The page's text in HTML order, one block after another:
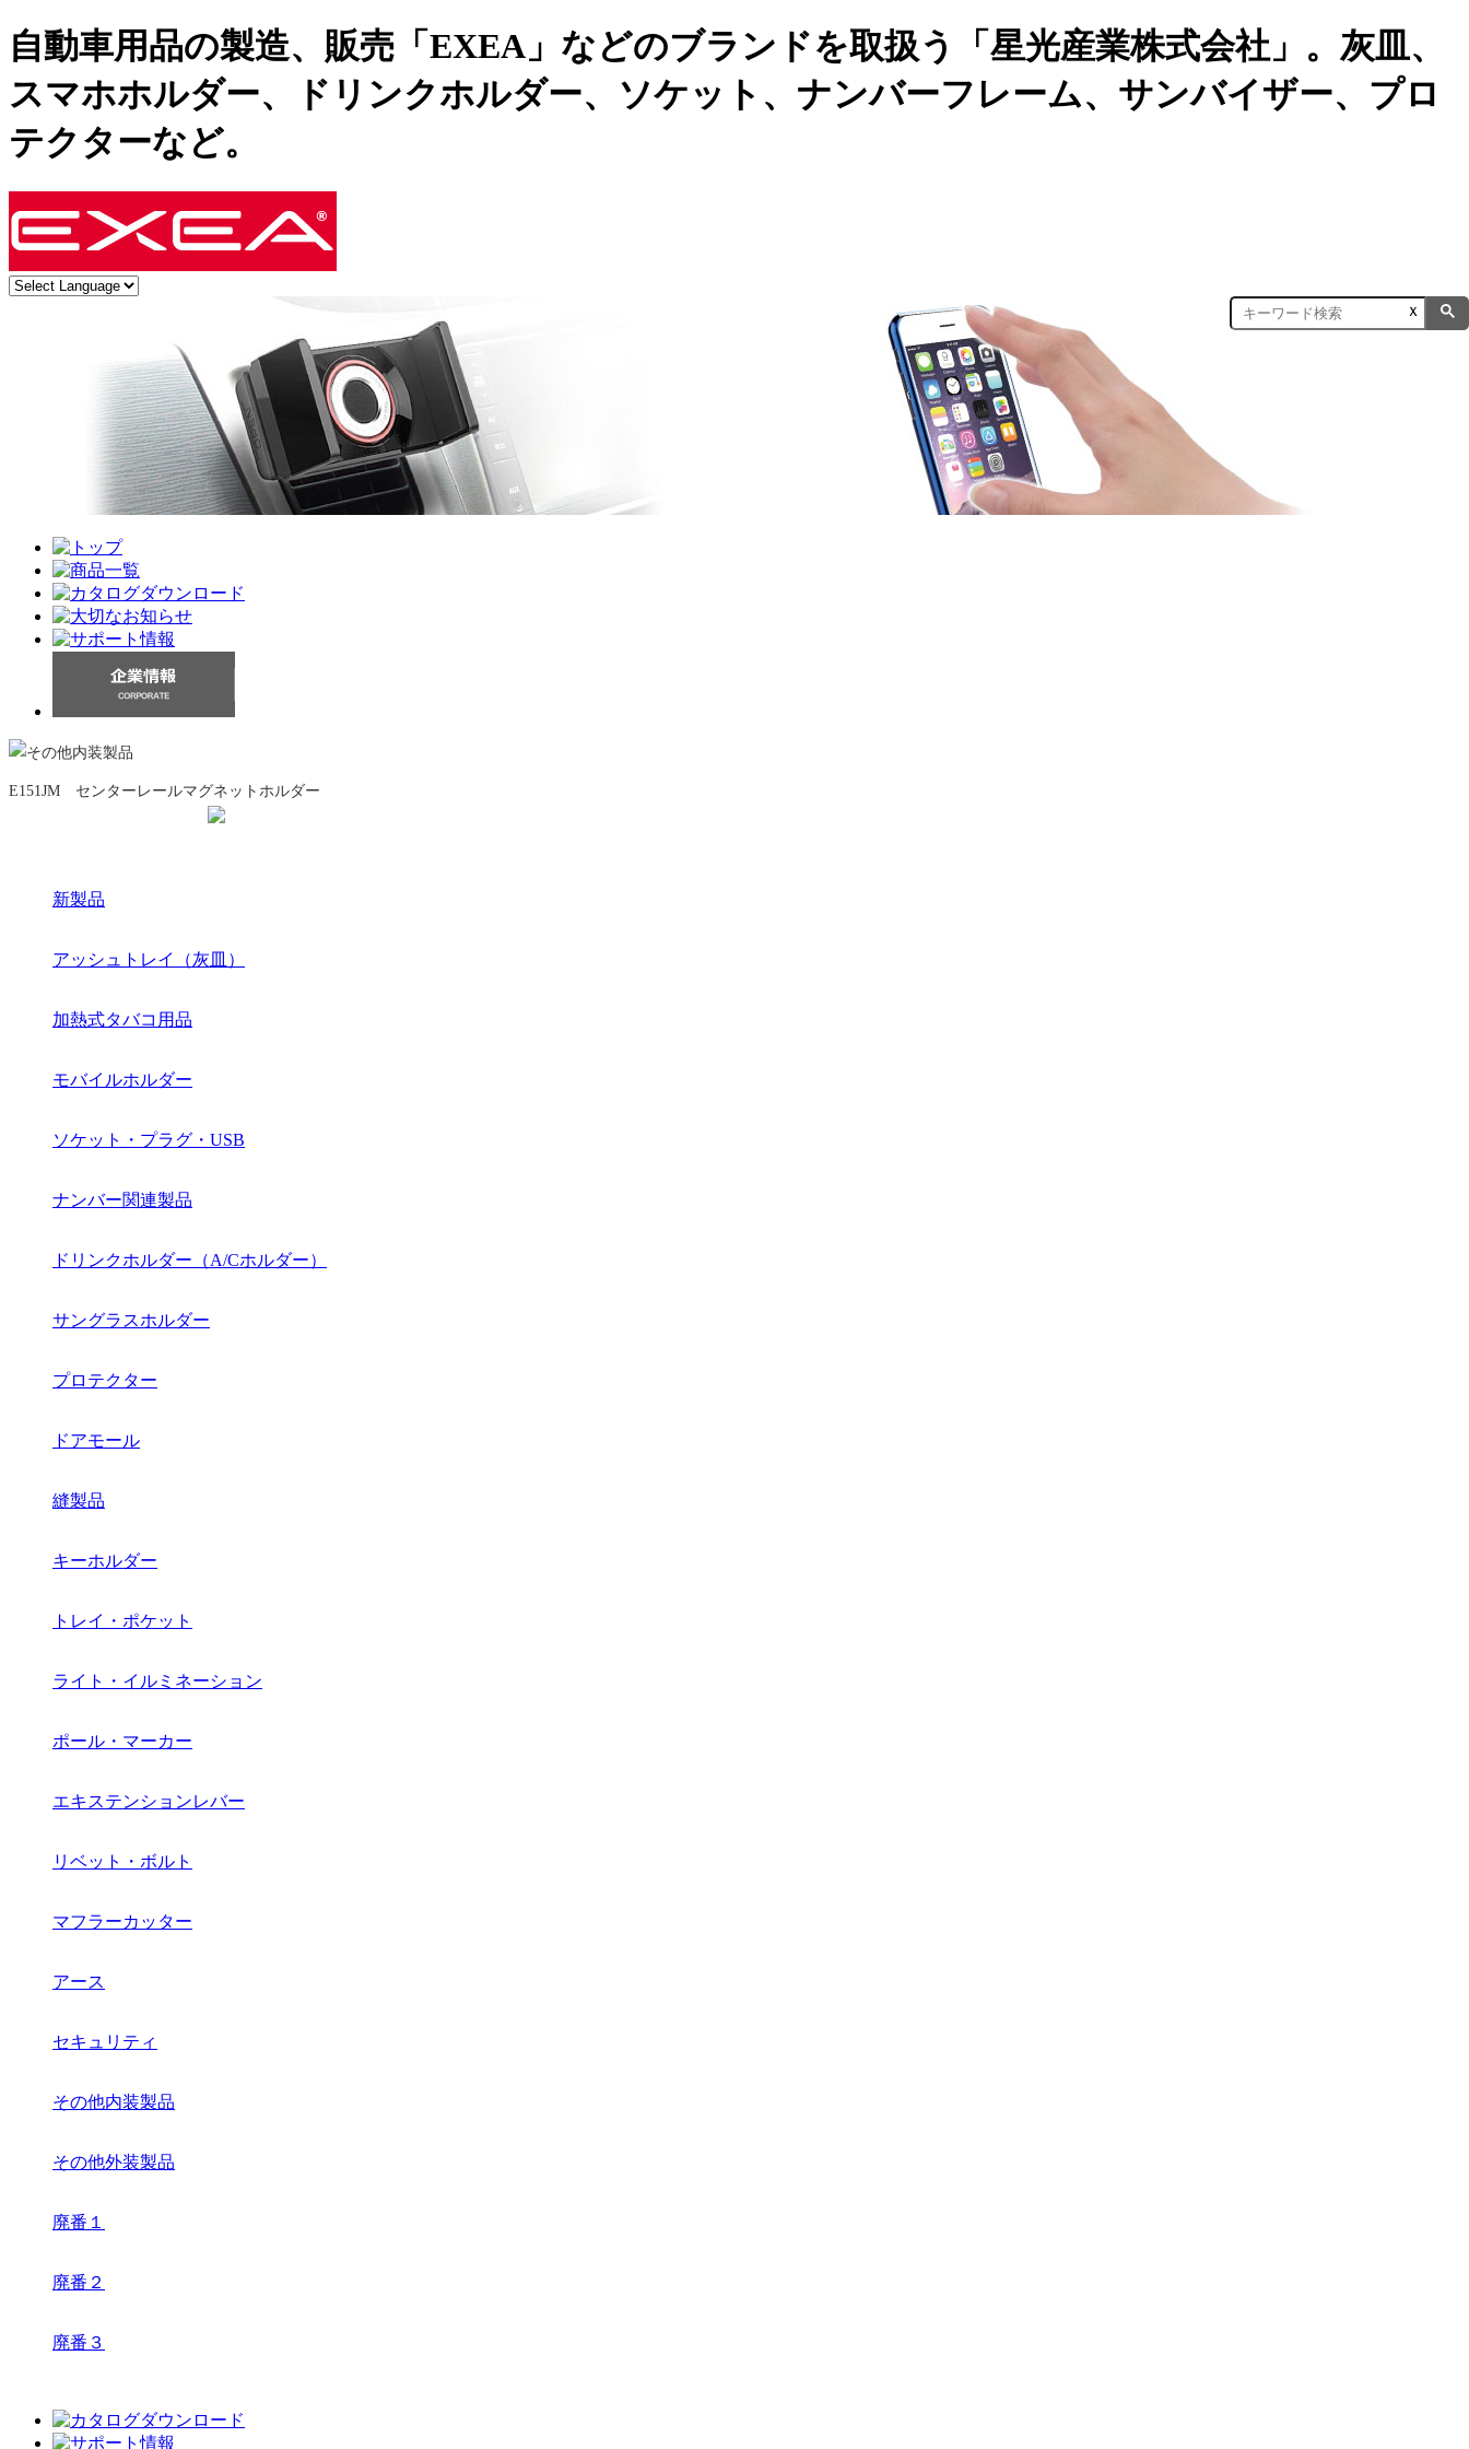
自動車用品の製造、販売「EXEA」などのブランドを取扱う「星光産業株式会社」。灰皿、
スマホホルダー、ドリンクホルダー、ソケット、ナンバーフレーム、サンバイザー、プロ
テクターなど。
ｘ
E151JM センターレールマグネットホルダー
新製品
アッシュトレイ（灰皿）
加熱式タバコ用品
モバイルホルダー
ソケット・プラグ・USB
ナンバー関連製品
ドリンクホルダー（A/Cホルダー）
サングラスホルダー
プロテクター
ドアモール
縫製品
キーホルダー
トレイ・ポケット
ライト・イルミネーション
ポール・マーカー
エキステンションレバー
リベット・ボルト
マフラーカッター
アース
セキュリティ
その他内装製品
その他外装製品
廃番１
廃番２
廃番３